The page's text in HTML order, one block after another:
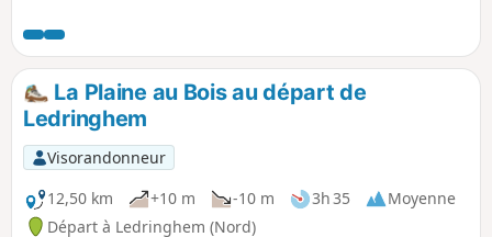
sont pas des routes à grande circulation.
La Plaine au Bois au départ de
Ledringhem
Visorandonneur
12,50 km
+10 m -10 m 3h 35
Moyenne
Départ à Ledringhem (Nord)